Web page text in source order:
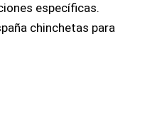
específicas.
chinchetas para